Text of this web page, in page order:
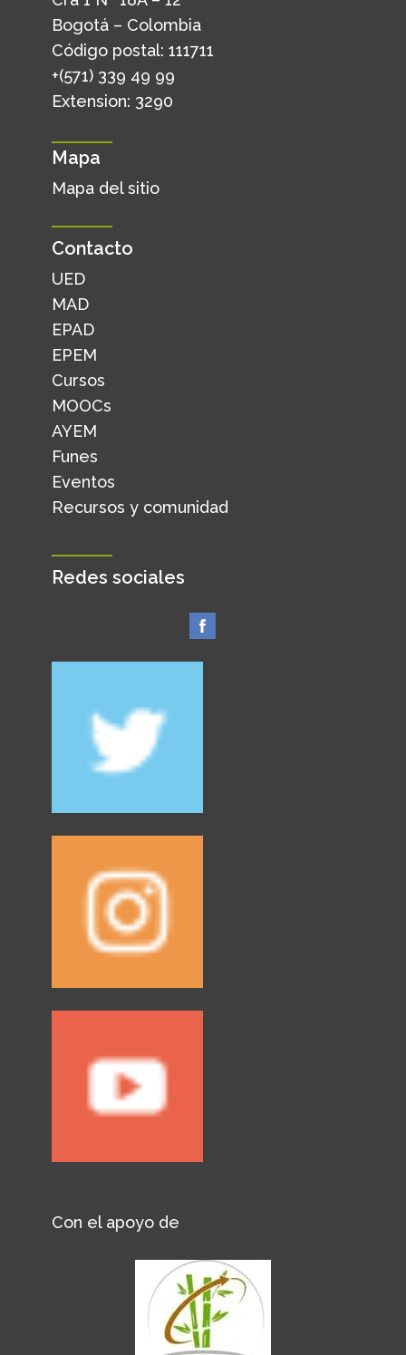
Bogotá – Colombia
Código postal: 111711
+(571) 339 49 99
Extension: 3290
Mapa
Mapa del sitio
Contacto
UED
MAD
EPAD
EPEM
Cursos
MOOCs
AYEM
Funes
Eventos
Recursos y comunidad
Redes sociales
Con el apoyo de